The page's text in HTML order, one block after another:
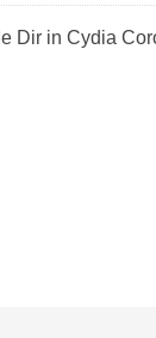
Dir in Cydia